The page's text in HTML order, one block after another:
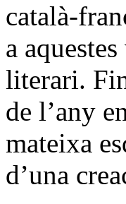
català-
a
literari.
de l’any
mateixa
d’una